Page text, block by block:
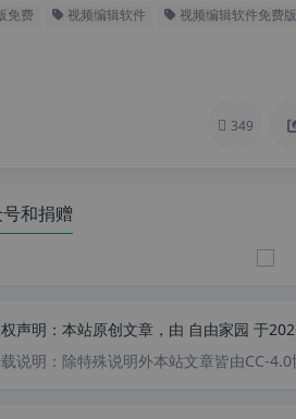
免费 视频编辑软件 视频编辑软件免费版
349
和捐赠
声明： 本站原创文章，由 自由家园 于
说明： 除特殊说明外本站文章皆由CC-4.0